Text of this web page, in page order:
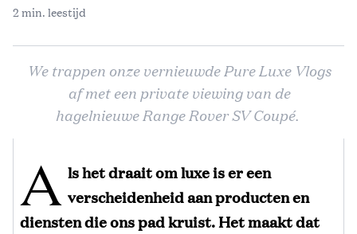
2 min. leestijd
We trappen onze vernieuwde Pure Luxe Vlogs
af met een private viewing van de
hagelnieuwe Range Rover SV Coupé.
A ls het draait om luxe is er een
verscheidenheid aan producten en
diensten die ons pad kruist. Het maakt dat